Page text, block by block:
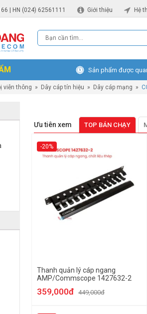
| HN (024) 62561111 Giới thiệu Hệ
Sản phẩm được
viễn thông » Dây cáp tín hiệu » Dây cáp mạng »
Ưu tiên xem TOP BÁN CHẠY
-20%
Thanh quản lý cáp ngang
AMP/Commscope 1427632-2
359,000đ 449,000đ